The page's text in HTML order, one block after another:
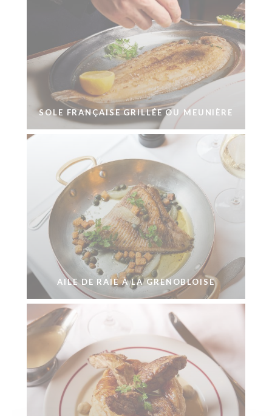
SOLE FRANÇAISE GRILLÉE OU MEUNIÈRE
AILE DE RAIE À LA GRENOBLOISE